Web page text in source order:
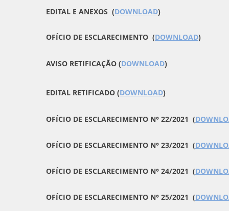
EDITAL E ANEXOS (DOWNLOAD)
OFÍCIO DE ESCLARECIMENTO (DOWNLOAD)
AVISO RETIFICAÇÃO (DOWNLOAD)
EDITAL RETIFICADO (DOWNLOAD)
OFÍCIO DE ESCLARECIMENTO N° 22/2021 (
OFÍCIO DE ESCLARECIMENTO N° 23/2021 (
OFÍCIO DE ESCLARECIMENTO N° 24/2021 (
OFÍCIO DE ESCLARECIMENTO N° 25/2021 (